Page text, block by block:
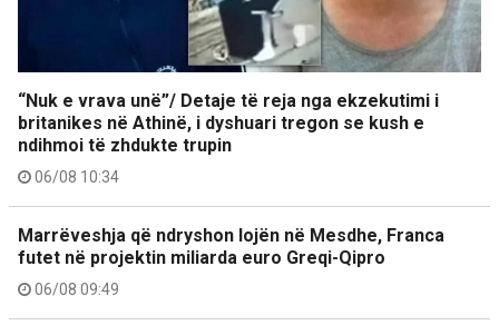
“Nuk e vrava unë”/ Detaje të reja nga ekzekutimi i
britanikes në Athinë, i dyshuari tregon se kush e
ndihmoi të zhdukte trupin
06/08 10:34
Marrëveshja që ndryshon lojën në Mesdhe, Franca
futet në projektin miliarda euro Greqi-Qipro
06/08 09:49